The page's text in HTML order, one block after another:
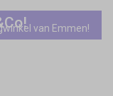
van Emmen!